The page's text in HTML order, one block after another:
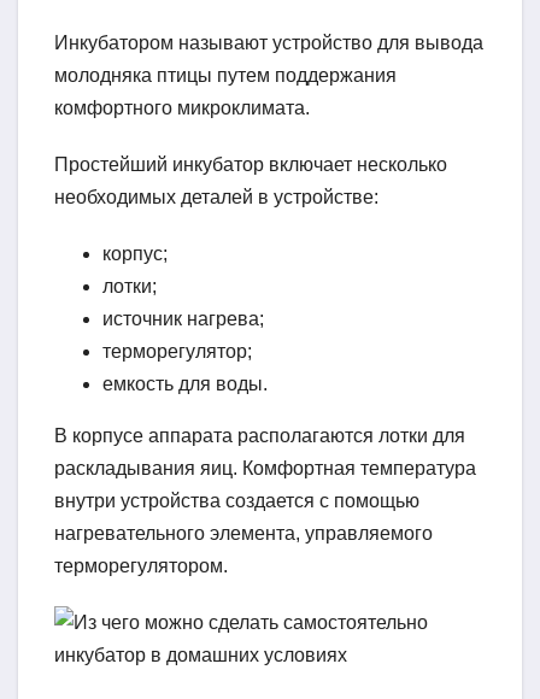
Инкубатором называют устройство для вывода
молодняка птицы путем поддержания
комфортного микроклимата.
Простейший инкубатор включает несколько
необходимых деталей в устройстве:
корпус;
лотки;
источник нагрева;
терморегулятор;
емкость для воды.
В корпусе аппарата располагаются лотки для
раскладывания яиц. Комфортная температура
внутри устройства создается с помощью
нагревательного элемента, управляемого
терморегулятором.